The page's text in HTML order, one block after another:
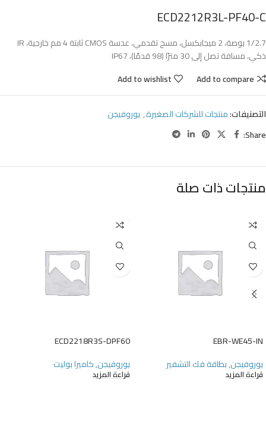
ECD2212R3L-PF40-C
1/2.7 بوصة، 2 ميجابكسل، مسح تقدمي، عدسة CMOS ثابتة 4 مم خارجية، IR
ذكي، مسافة تصل إلى 30 مترًا (98 قدمًا)، IP67
Add to compare
Add to wishlist
التصنيفات:منتجات للشركات الصغيرة,يوروفيجن
Share:
منتجات ذات صلة
EBR-WE45-IN
يوروفيجن,بطاقة فك التشفير
قراءة المزيد
ECD2218R3S-DPF60
يوروفيجن,كاميرا بوليت
قراءة المزيد